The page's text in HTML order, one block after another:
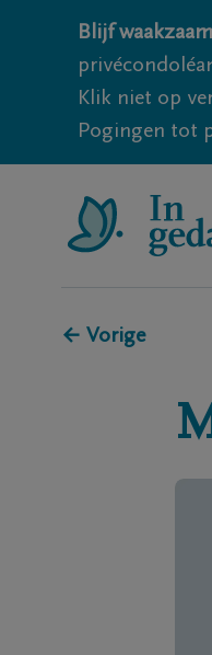
Blijf
Klik niet op
Pogingen tot
← Vorige